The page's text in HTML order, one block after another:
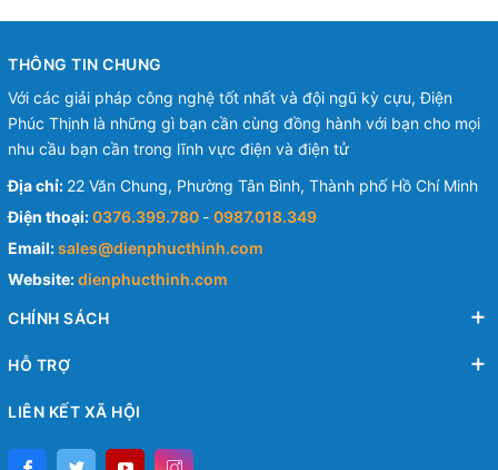
THÔNG TIN CHUNG
Với các giải pháp công nghệ tốt nhất và đội ngũ kỳ cựu, Điện
Phúc Thịnh là những gì bạn cần cùng đồng hành với bạn cho mọi
nhu cầu bạn cần trong lĩnh vực điện và điện tử
Địa chỉ: 22 Văn Chung, Phường Tân Bình, Thành phố Hồ Chí Minh
Điện thoại:0376.399.780 - 0987.018.349
Email:sales@dienphucthinh.com
Website:dienphucthinh.com
CHÍNH SÁCH
HỖ TRỢ
LIÊN KẾT XÃ HỘI